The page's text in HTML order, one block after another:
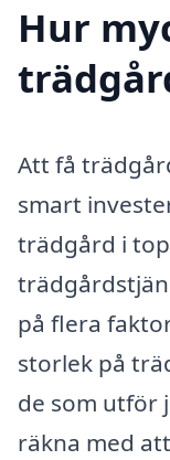
Hur
Att få
smart
trädgård i
på flera
storlek på
de som utför
räkna med